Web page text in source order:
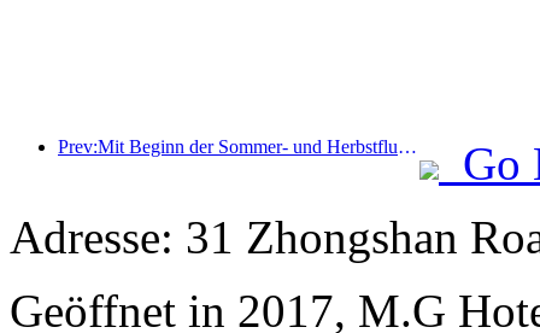
Prev:Mit Beginn der Sommer- und Herbstflugsaison wurden 41 neue Ziele zu den drei Flughäfen auf der Insel Hainan hinzugefügt.
Go
Adresse: 31 Zhongshan
Geöffnet in 2017, M.G